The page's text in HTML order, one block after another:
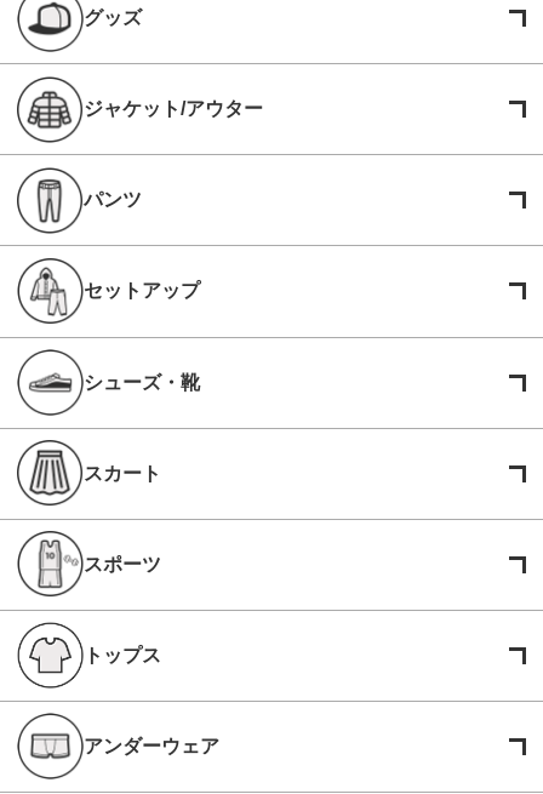
グッズ
ジャケット/アウター
パンツ
セットアップ
シューズ・靴
スカート
スポーツ
トップス
アンダーウェア